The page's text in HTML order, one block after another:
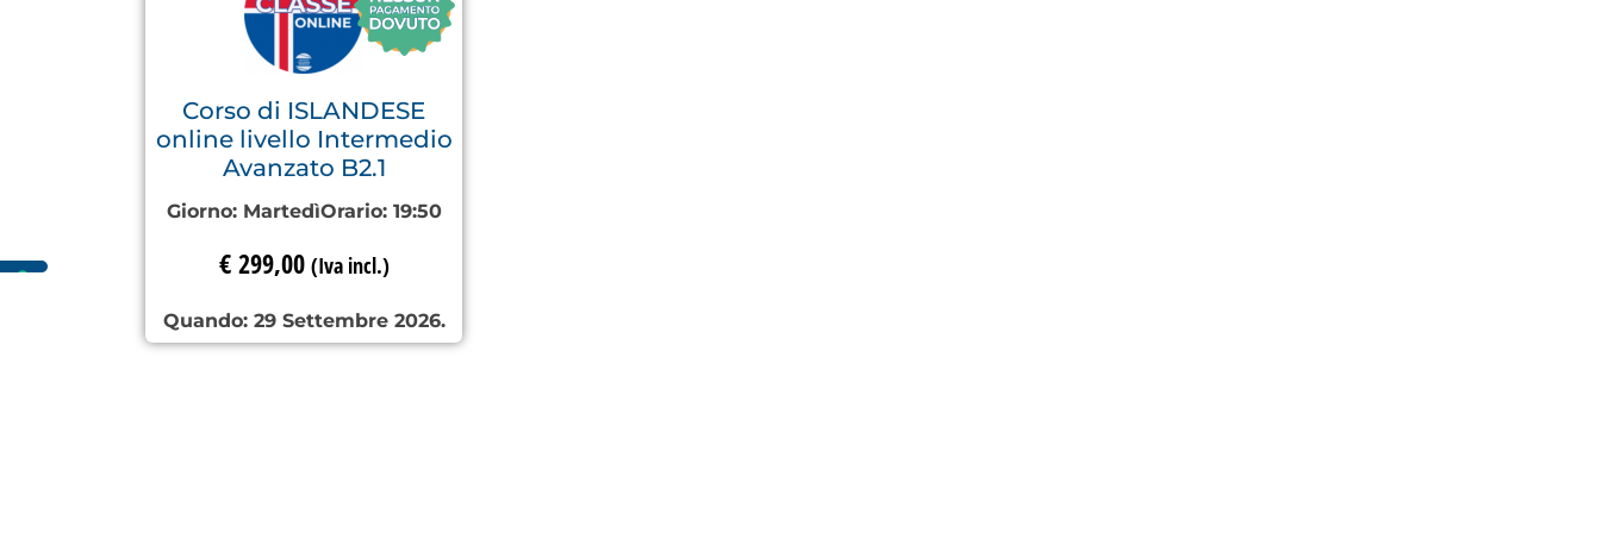
Corso di ISLANDESE
online livello Intermedio
Avanzato B2.1
Giorno:MartedìOrario:19:50
€299,00 (Iva incl.)
Quando: 29 Settembre 2026.